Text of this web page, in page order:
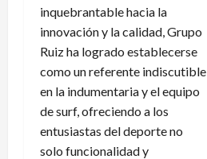
inquebrantable hacia la
innovación y la calidad, Grupo
Ruiz ha logrado establecerse
como un referente indiscutible
en la indumentaria y el equipo
de surf, ofreciendo a los
entusiastas del deporte no
solo funcionalidad y